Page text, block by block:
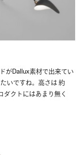
がDallux素材で出来てい
いですね。高さは 約
クトにはあまり無く